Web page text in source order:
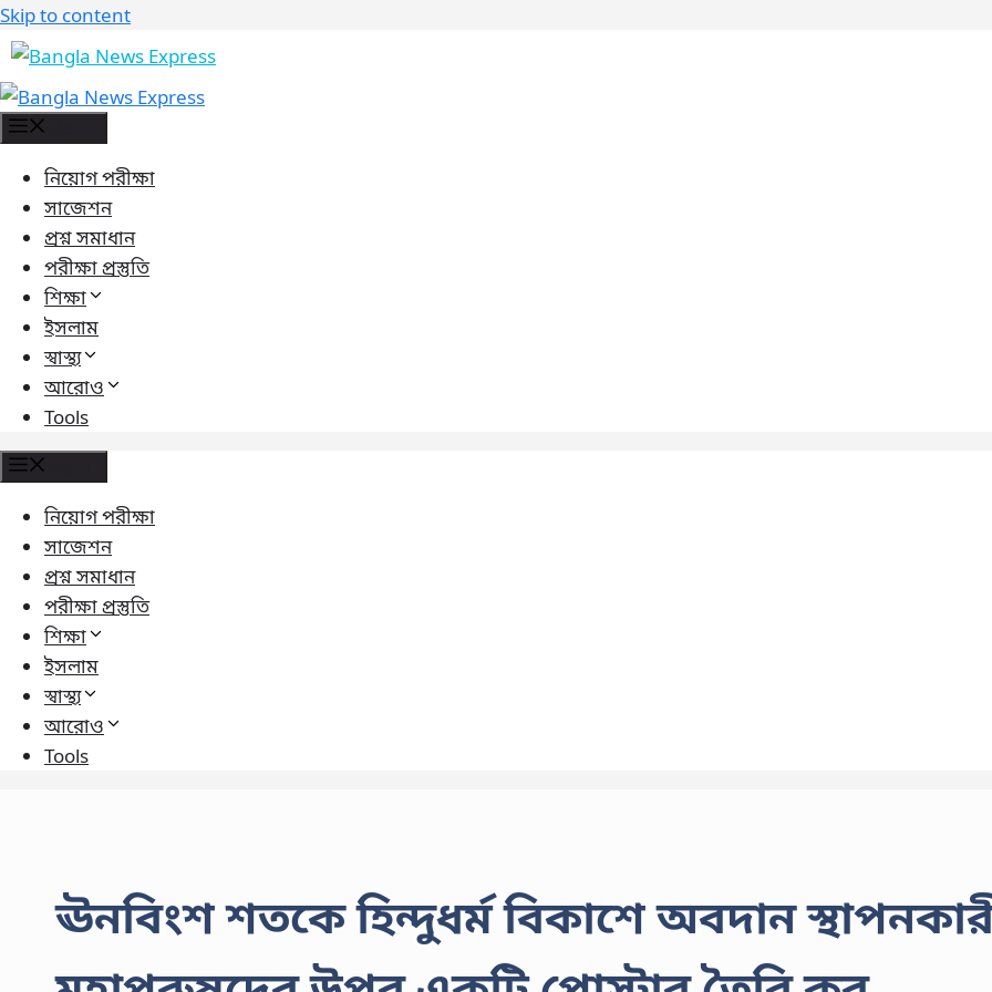
Skip to content
নিয়োগ পরীক্ষা
সাজেশন
প্রশ্ন সমাধান
পরীক্ষা প্রস্তুতি
শিক্ষা
ইসলাম
স্বাস্থ্য
আরোও
Tools
নিয়োগ পরীক্ষা
সাজেশন
প্রশ্ন সমাধান
পরীক্ষা প্রস্তুতি
শিক্ষা
ইসলাম
স্বাস্থ্য
আরোও
Tools
ঊনবিংশ শতকে হিন্দুধর্ম বিকাশে অবদান